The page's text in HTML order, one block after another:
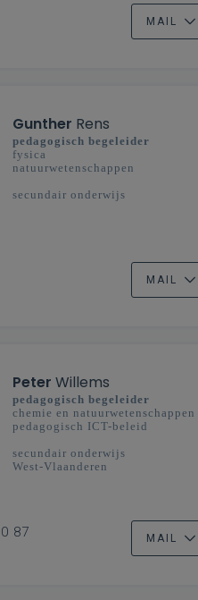
MAIL
Gunther Rens
pedagogisch begeleider
fysica
natuurwetenschappen
secundair onderwijs
MAIL
Peter Willems
pedagogisch begeleider
chemie en natuurwetenschappen
pedagogisch ICT-beleid
secundair onderwijs
West-Vlaanderen
87 MAIL